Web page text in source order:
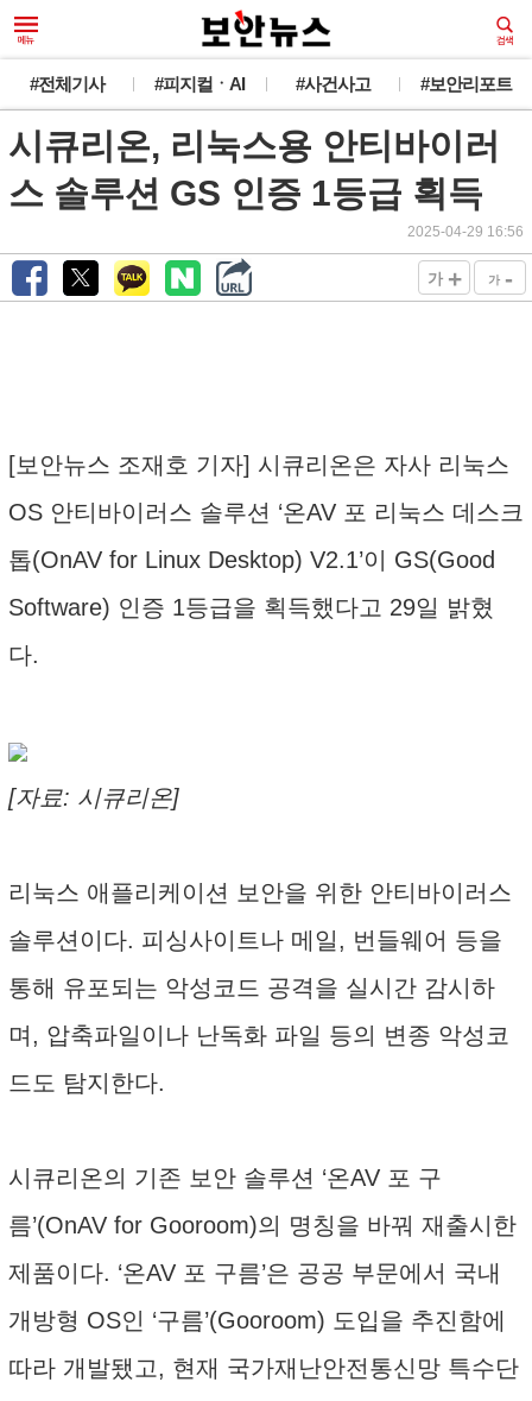
#전체기사 #피지컬ㆍAI #사건사고 #보안리포트
시큐리온, 리눅스용 안티바이러
스 솔루션 GS 인증 1등급 획득
2025-04-29 16:56
가 + 가 -
[보안뉴스 조재호 기자] 시큐리온은 자사 리눅스
OS 안티바이러스 솔루션 ‘온AV 포 리눅스 데스크
톱(OnAV for Linux Desktop) V2.1’이 GS(Good
Software) 인증 1등급을 획득했다고 29일 밝혔
다.
[자료: 시큐리온]
리눅스 애플리케이션 보안을 위한 안티바이러스
솔루션이다. 피싱사이트나 메일, 번들웨어 등을
통해 유포되는 악성코드 공격을 실시간 감시하
며, 압축파일이나 난독화 파일 등의 변종 악성코
드도 탐지한다.
시큐리온의 기존 보안 솔루션 ‘온AV 포 구
름’(OnAV for Gooroom)의 명칭을 바꿔 재출시한
제품이다. ‘온AV 포 구름’은 공공 부문에서 국내
개방형 OS인 ‘구름’(Gooroom) 도입을 추진함에
따라 개발됐고, 현재 국가재난안전통신망 특수단
새로운 뉴스가 도착했습니다.
韓 외교관 전원 해킹 추정... 최대 1만건 유출